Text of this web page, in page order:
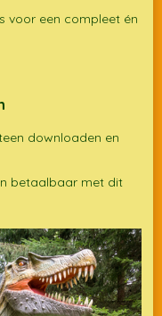
voor een compleet én
downloaden en
betaalbaar met dit